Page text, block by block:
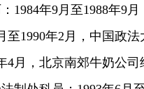
年9月至1988年9月
至1990年2月，中国政
4月，北京南郊牛奶公司